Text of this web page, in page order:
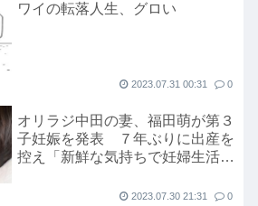
ワイの転落人生、グロい
2023.07.31 00:31 0
オリラジ中田の妻、福田萌が第３
子妊娠を発表 ７年ぶりに出産を
控え「新鮮な気持ちで妊婦生活を
2023.07.30 21:31 0